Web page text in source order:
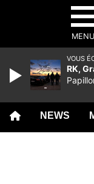
MENU
NEWS
VOUS
RK,